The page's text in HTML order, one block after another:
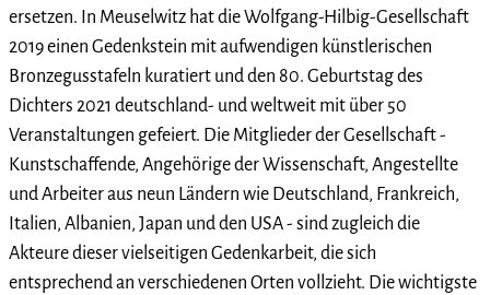
ersetzen. In Meuselwitz hat die Wolfgang-Hilbig-Gesellschaft
2019 einen Gedenkstein mit aufwendigen künstlerischen
Bronzegusstafeln kuratiert und den 80. Geburtstag des
Dichters 2021 deutschland- und weltweit mit über 50
Veranstaltungen gefeiert. Die Mitglieder der Gesellschaft -
Kunstschaffende, Angehörige der Wissenschaft, Angestellte
und Arbeiter aus neun Ländern wie Deutschland, Frankreich,
Italien, Albanien, Japan und den USA - sind zugleich die
Akteure dieser vielseitigen Gedenkarbeit, die sich
entsprechend an verschiedenen Orten vollzieht. Die wichtigste